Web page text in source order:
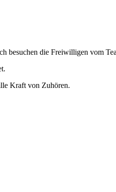
besuchen die Freiwilligen vom
Kraft von Zuhören.